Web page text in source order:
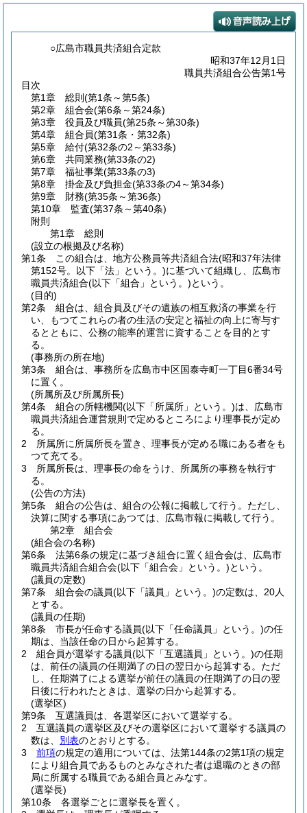
○広島市職員共済組合定款
昭和37年12月1日
職員共済組合公告第1号
目次
第1章
総則 (第1条～第5条)
第2章
組合会(第6条～第24条)
第3章
役員及び職員(第25条～第30条)
第4章
組合員(第31条・第32条)
第5章
給付(第32条の2～第33条)
第6章
共同業務(第33条の2)
第7章
福祉事業(第33条の3)
第8章
掛金及び負担金(第33条の4～第34条)
第9章
財務(第35条～第36条)
第10章
監査(第37条～第40条)
附則
第1章
総則
(設立の根拠及び名称)
第1条
この組合は、地方公務員等共済組合法(昭和37年法律
第152号。以下「法」という。)に基づいて組織し、広島市
職員共済組合(以下「組合」という。)という。
(目的)
第2条
組合は、組合員及びその遺族の相互救済の事業を行
い、もつてこれらの者の生活の安定と福祉の向上に寄与す
るとともに、公務の能率的運営に資することを目的とす
る。
(事務所の所在地)
第3条
組合は、事務所を広島市中区国泰寺町一丁目6番34号
に置く。
(所属所及び所属所長)
第4条
組合の所轄機関(以下「所属所」という。)は、広島市
職員共済組合運営規則で定めるところにより理事長が定め
る。
2
所属所に所属所長を置き、理事長が定める職にある者をも
つて充てる。
3
所属所長は、理事長の命をうけ、所属所の事務を執行す
る。
(公告の方法)
第5条
組合の公告は、組合の公報に掲載して行う。 ただし、
決算に関する事項にあつては、広島市報に掲載して行う。
第2章
組合会
(組合会の名称)
第6条
法第6条の規定に基づき組合に置く組合会は、広島市
職員共済組合組合会(以下「組合会」という。)という。
(議員の定数)
第7条
組合会の議員(以下「議員」という。)の定数は、20人
とする。
(議員の任期)
第8条
市長が任命する議員(以下「任命議員」という。)の任
期は、当該任命の日から起算する。
2
組合員が選挙する議員(以下「互選議員」という。)の任期
は、前任の議員の任期満了の日の翌日から起算する。 ただ
し、任期満了による選挙が前任の議員の任期満了の日の翌
日後に行われたときは、選挙の日から起算する。
(選挙区)
第9条
互選議員は、各選挙区において選挙する。
2
互選議員の選挙区及びその選挙区において選挙する議員の
数は、 別表のとおりとする。
3
前項の規定の適用については、法第144条の2第1項の規定
により組合員であるものとみなされた者は退職のときの部
局に所属する職員である組合員とみなす。
(選挙長)
第10条
各選挙ごとに選挙長を置く。